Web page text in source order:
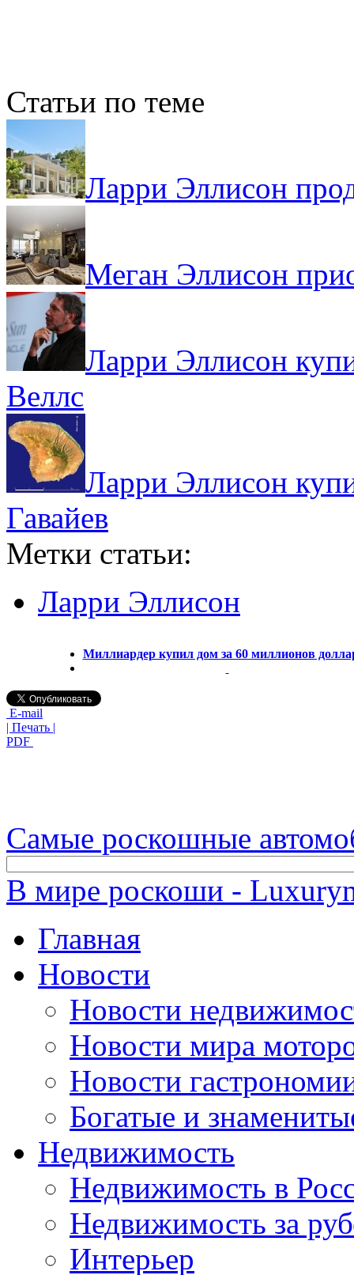
Статьи по теме
Ларри Эллисон
Меган Эллисон
Ларри Эллисон
Веллс
Ларри Эллисон
Гавайев
Метки статьи:
Ларри Эллисон
Миллиардер купил дом за 60 миллионов
E-mail
| Печать |
PDF
Самые роскошные
В мире роскоши -
Главная
Новости
Новости
Новости мира
Новости
Богатые и
Недвижимость
Недвижимость в
Недвижимость за
Интерьер